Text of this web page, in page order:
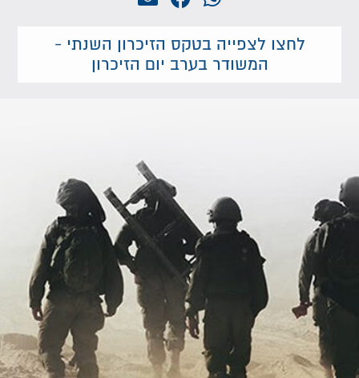
לחצו לצפייה בטקס הזיכרון השנתי -
המשודר בערב יום הזיכרון